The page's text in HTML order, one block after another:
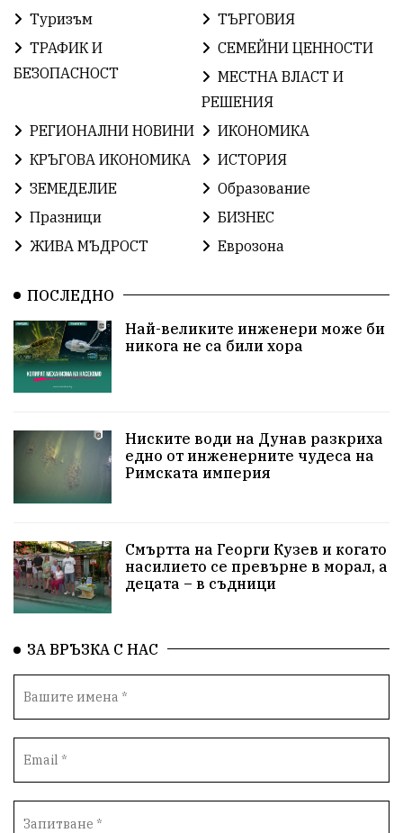
БългарскаГордост Археология Твърдица
ОбщинаСливен Легенда Право
Хасково ВиКСливен
Правосъдие СелинКларънс България2025
ПътнаБезопасност
ПетърПетров Деца Обединение
Технологии
ПравоваДържава Варна Родителство
Сигурност Разследване Великобритания
ОколнаСреда Надежда Еврофондове
СоциалнаПолитика Корупция
Космос ВоднаКриза Вода Мир
Безопастност Катастрофа демокрация
БъдещевБългария
Медицина Пожари КултурноНаследство
Туризъм
ТЪРГОВИЯ
ТРАФИК И
БЕЗОПАСНОСТ
СЕМЕЙНИ ЦЕННОСТИ
МЕСТНА ВЛАСТ И
РЕШЕНИЯ
РЕГИОНАЛНИ НОВИНИ
ИКОНОМИКА
КРЪГОВА ИКОНОМИКА
ИСТОРИЯ
ЗЕМЕДЕЛИЕ
Образование
Празници
БИЗНЕС
ЖИВА МЪДРОСТ
Еврозона
ПОСЛЕДНО
Най-великите инженери може би
никога не са били хора
Ниските води на Дунав разкриха
едно от инженерните чудеса на
Римската империя
Смъртта на Георги Кузев и когато
насилието се превърне в морал, а
децата – в съдници
ЗА ВРЪЗКА С НАС